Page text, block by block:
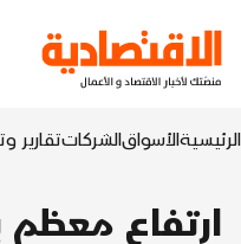
الرئيسيةالأسواقالشركاتتقارير
ارتفاع معظم